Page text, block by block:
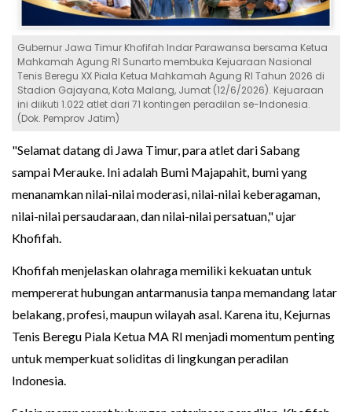
Gubernur Jawa Timur Khofifah Indar Parawansa bersama Ketua
Mahkamah Agung RI Sunarto membuka Kejuaraan Nasional
Tenis Beregu XX Piala Ketua Mahkamah Agung RI Tahun 2026 di
Stadion Gajayana, Kota Malang, Jumat (12/6/2026). Kejuaraan
ini diikuti 1.022 atlet dari 71 kontingen peradilan se-Indonesia.
(Dok. Pemprov Jatim)
"Selamat datang di Jawa Timur, para atlet dari Sabang
sampai Merauke. Ini adalah Bumi Majapahit, bumi yang
menanamkan nilai-nilai moderasi, nilai-nilai keberagaman,
nilai-nilai persaudaraan, dan nilai-nilai persatuan," ujar
Khofifah.
Khofifah menjelaskan olahraga memiliki kekuatan untuk
mempererat hubungan antarmanusia tanpa memandang latar
belakang, profesi, maupun wilayah asal. Karena itu, Kejurnas
Tenis Beregu Piala Ketua MA RI menjadi momentum penting
untuk memperkuat soliditas di lingkungan peradilan
Indonesia.